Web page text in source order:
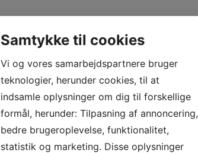
Samtykke til cookies
Vi og vores samarbejdspartnere bruger
teknologier, herunder cookies, til at
indsamle oplysninger om dig til forskellige
formål, herunder: Tilpasning af annoncering,
bedre brugeroplevelse, funktionalitet,
statistik og marketing. Disse oplysninger